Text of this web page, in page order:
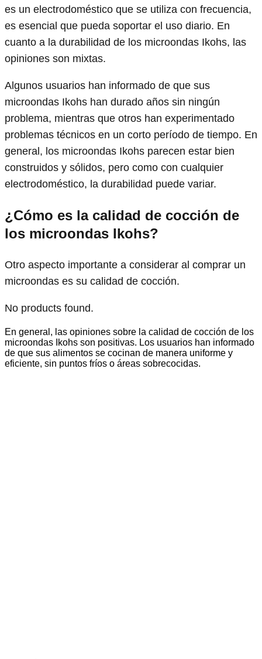
es un electrodoméstico que se utiliza con frecuencia,
es esencial que pueda soportar el uso diario. En
cuanto a la durabilidad de los microondas Ikohs, las
opiniones son mixtas.
Algunos usuarios han informado de que sus
microondas Ikohs han durado años sin ningún
problema, mientras que otros han experimentado
problemas técnicos en un corto período de tiempo. En
general, los microondas Ikohs parecen estar bien
construidos y sólidos, pero como con cualquier
electrodoméstico, la durabilidad puede variar.
¿Cómo es la calidad de cocción de
los microondas Ikohs?
Otro aspecto importante a considerar al comprar un
microondas es su calidad de cocción.
No products found.
En general, las opiniones sobre la calidad de cocción de los
microondas Ikohs son positivas. Los usuarios han informado
de que sus alimentos se cocinan de manera uniforme y
eficiente, sin puntos fríos o áreas sobrecocidas.